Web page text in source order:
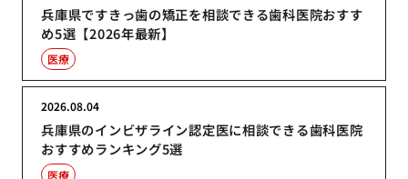
兵庫県ですきっ歯の矯正を相談できる歯科医院おすす
め5選【2026年最新】
医療
兵庫県のインビザライン認定医に相談できる歯科医院
おすすめランキング5選
2026.08.04
医療